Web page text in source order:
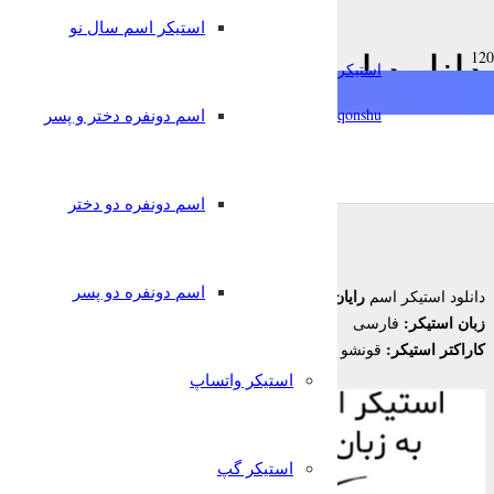
استیکرساز
qonshu@
استیکر اسم سال نو
اسم دونفره دختر و پسر
اسم دونفره دو دختر
اسم دونفره دو پسر
استیکر واتساپ
استیکر گپ
دانلود استیکر اسم رایان
دانلود استیکر اسم رایان
زبان استیکر: فارسی
کاراکتر استیکر: قونشو